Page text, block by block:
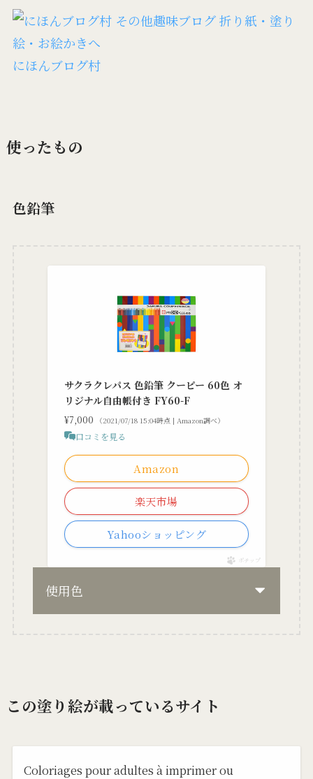
にほんブログ村
使ったもの
色鉛筆
サクラクレパス 色鉛筆 クーピー 60色 オ
リジナル自由帳付き FY60-F
¥7,000 （2021/07/18 15:04時点 | Amazon調べ）
口コミを見る
Amazon
楽天市場
Yahooショッピング
ポチップ
使用色
この塗り絵が載っているサイト
Coloriages pour adultes à imprimer ou